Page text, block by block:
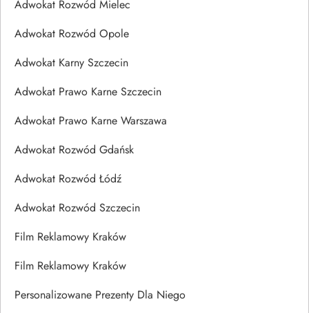
Adwokat Rozwód Mielec
Adwokat Rozwód Opole
Adwokat Karny Szczecin
Adwokat Prawo Karne Szczecin
Adwokat Prawo Karne Warszawa
Adwokat Rozwód Gdańsk
Adwokat Rozwód Łódź
Adwokat Rozwód Szczecin
Film Reklamowy Kraków
Film Reklamowy Kraków
Personalizowane Prezenty Dla Niego